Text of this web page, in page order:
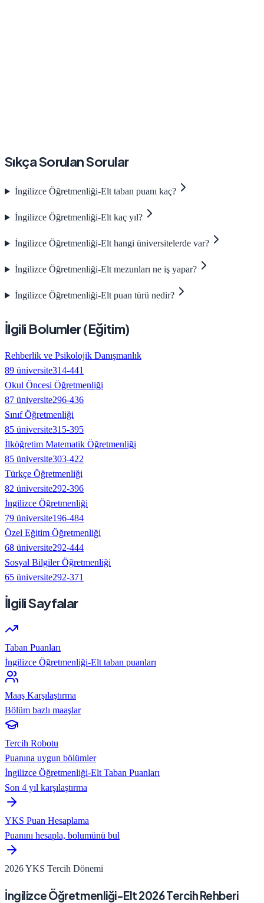
Sıkça Sorulan Sorular
İngilizce Öğretmenliği-Elt taban puanı kaç?
İngilizce Öğretmenliği-Elt kaç yıl?
İngilizce Öğretmenliği-Elt hangi üniversitelerde var?
İngilizce Öğretmenliği-Elt mezunları ne iş yapar?
İngilizce Öğretmenliği-Elt puan türü nedir?
İlgili Bolumler (Eğitim)
Rehberlik ve Psikolojik Danışmanlık
89 üniversite314-441
Okul Öncesi Öğretmenliği
87 üniversite296-436
Sınıf Öğretmenliği
85 üniversite315-395
İlköğretim Matematik Öğretmenliği
85 üniversite303-422
Türkçe Öğretmenliği
82 üniversite292-396
İngilizce Öğretmenliği
79 üniversite196-484
Özel Eğitim Öğretmenliği
68 üniversite292-444
Sosyal Bilgiler Öğretmenliği
65 üniversite292-371
İlgili Sayfalar
Taban Puanları
İngilizce Öğretmenliği-Elt taban puanları
Maaş Karşılaştırma
Bölüm bazlı maaşlar
Tercih Robotu
Puanına uygun bölümler
İngilizce Öğretmenliği-Elt Taban Puanları
Son 4 yıl karşılaştırma
YKS Puan Hesaplama
Puanını hesapla, bolumünü bul
2026 YKS Tercih Dönemi
İngilizce Öğretmenliği-Elt2026 Tercih Rehberi